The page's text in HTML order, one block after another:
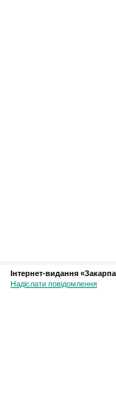
Інтернет-видання
Надіслати повідомлення